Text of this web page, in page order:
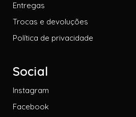
Entregas
Trocas e devoluções
Política de privacidade
Social
Instagram
Facebook